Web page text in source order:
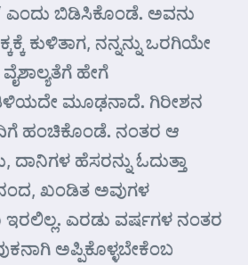
ಎಂದು ಬಿಡಿಸಿಕೊಂಡೆ. ಅವನು
ಕುಳಿತಾಗ, ನನ್ನನ್ನು ಒರಗಿಯೇ
ಹೇಗೆ
ಮೂಢನಾದೆ. ಗಿರೀಶನ
ಹಂಚಿಕೊಂಡೆ. ನಂತರ ಆ
ದಾನಿಗಳ ಹೆಸರನ್ನು ಓದುತ್ತಾ
ಖಂಡಿತ ಅವುಗಳ
ಎರಡು ವರ್ಷಗಳ ನಂತರ
ಅಪ್ಪಿಕೊಳ್ಳಬೇಕೆಂಬ